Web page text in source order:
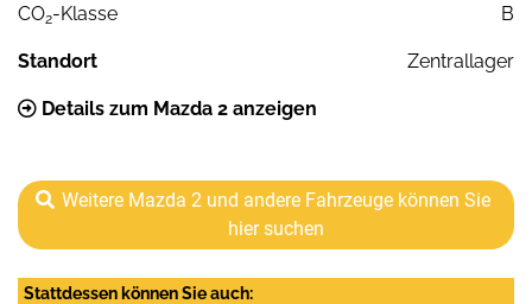
CO2-Klasse B
Standort Zentrallager
Details zum Mazda 2 anzeigen
Weitere Mazda 2 und andere Fahrzeuge können Sie
hier suchen
Stattdessen können Sie auch: